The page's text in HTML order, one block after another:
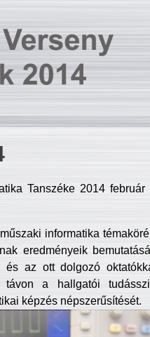
Tanszéke 2014
informatika
eredményeik
és az ott dolgozó
távon a hallgatói
képzés népszerűsítését.